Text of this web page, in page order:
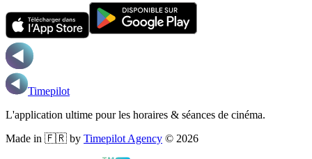
Timepilot
L'application ultime pour les horaires & séances de cinéma.
Made in 🇫🇷 by Timepilot Agency © 2026